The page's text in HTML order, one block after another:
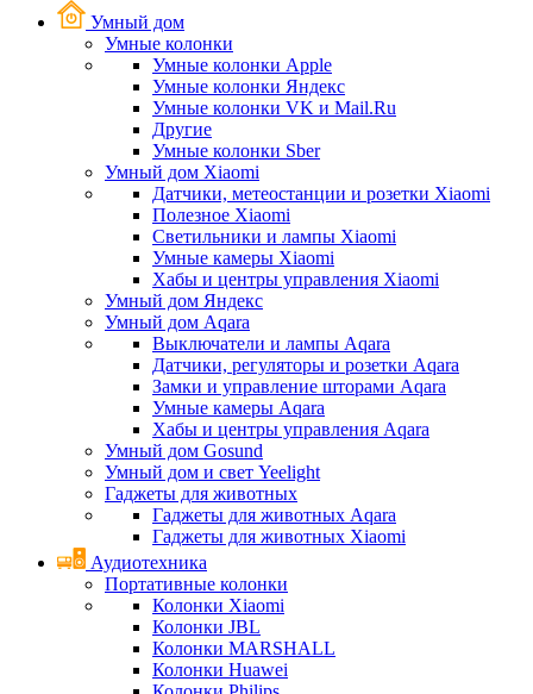
Умный дом
Умные колонки
Умные колонки Apple
Умные колонки Яндекс
Умные колонки VK и Mail.Ru
Другие
Умные колонки Sber
Умный дом Xiaomi
Датчики, метеостанции и розетки Xiaomi
Полезное Xiaomi
Светильники и лампы Xiaomi
Умные камеры Xiaomi
Хабы и центры управления Xiaomi
Умный дом Яндекс
Умный дом Aqara
Выключатели и лампы Aqara
Датчики, регуляторы и розетки Aqara
Замки и управление шторами Aqara
Умные камеры Aqara
Хабы и центры управления Aqara
Умный дом Gosund
Умный дом и свет Yeelight
Гаджеты для животных
Гаджеты для животных Aqara
Гаджеты для животных Xiaomi
Аудиотехника
Портативные колонки
Колонки Xiaomi
Колонки JBL
Колонки MARSHALL
Колонки Huawei